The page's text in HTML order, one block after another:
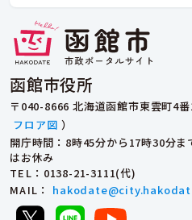
函館市役所
〒040-8666 北海道函館市東雲町4
フロア図 ）
開庁時間：8時45分から17時30分
はお休み
TEL ：0138-21-3111(代)
MAIL ：